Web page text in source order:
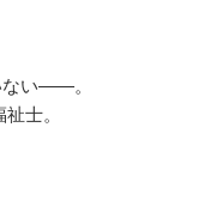
ない――。
士。